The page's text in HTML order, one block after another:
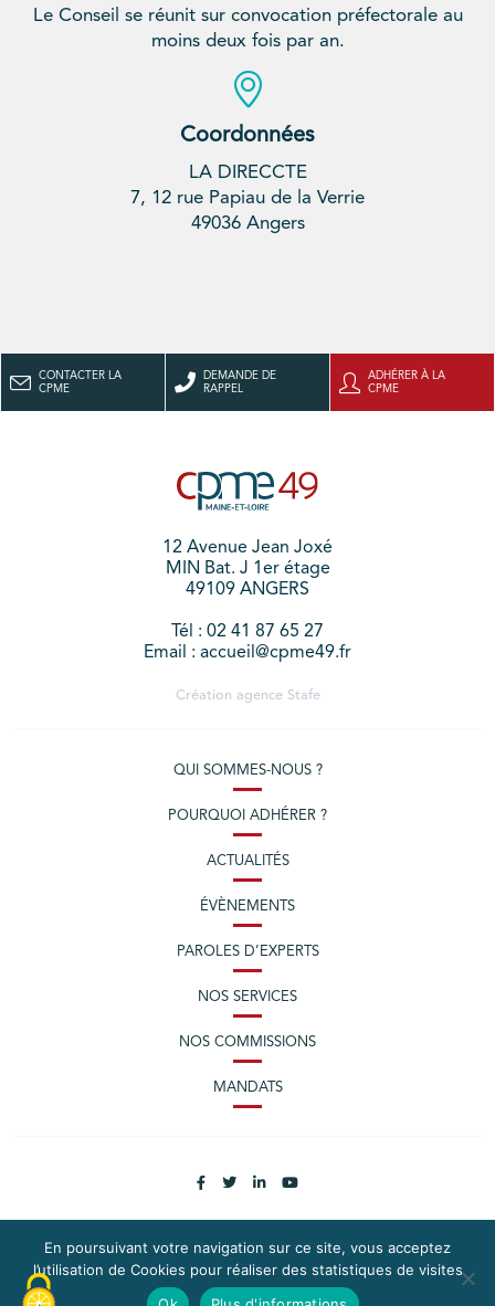
Le Conseil se réunit sur convocation préfectorale au
moins deux fois par an.
Coordonnées
LA DIRECCTE
7, 12 rue Papiau de la Verrie
49036 Angers
CONTACTER LA
CPME
DEMANDE DE
RAPPEL
ADHÉRER À LA
CPME
12 Avenue Jean Joxé
MIN Bat. J 1er étage
49109 ANGERS
Tél : 02 41 87 65 27
Email : accueil@cpme49.fr
Création agence Stafe
QUI SOMMES-NOUS ?
POURQUOI ADHÉRER ?
ACTUALITÉS
ÉVÈNEMENTS
PAROLES D’EXPERTS
NOS SERVICES
NOS COMMISSIONS
MANDATS
PLAN DU SITE
MENTIONS LÉGALES
En poursuivant votre navigation sur ce site, vous acceptez
l’utilisation de Cookies pour réaliser des statistiques de visites